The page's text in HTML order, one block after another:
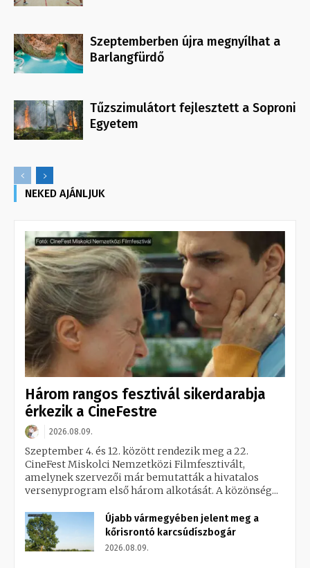
Szeptemberben újra megnyílhat a
Barlangfürdő
Tűzszimulátort fejlesztett a Soproni
Egyetem
NEKED AJÁNLJUK
Három rangos fesztivál sikerdarabja
érkezik a CineFestre
2026.08.09.
Szeptember 4. és 12. között rendezik meg a 22.
CineFest Miskolci Nemzetközi Filmfesztivált,
amelynek szervezői már bemutatták a hivatalos
versenyprogram első három alkotását. A közönség...
Újabb vármegyében jelent meg a
kőrisrontó karcsúdíszbogár
2026.08.09.